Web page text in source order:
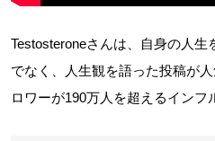
Testosteroneさんは、自身の人
でなく、人生観を語った投稿が
ロワーが190万人を超えるインフ